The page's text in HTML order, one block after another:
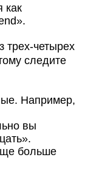
как
трех-четырех
следите
Например,
вы
больше